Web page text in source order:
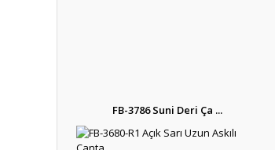
FB-3786 Suni Deri Ça ...